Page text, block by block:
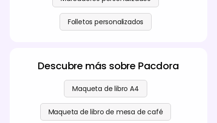
Folletos personalizados
Descubre más sobre Pacdora
Maqueta de libro A4
Maqueta de libro de mesa de café